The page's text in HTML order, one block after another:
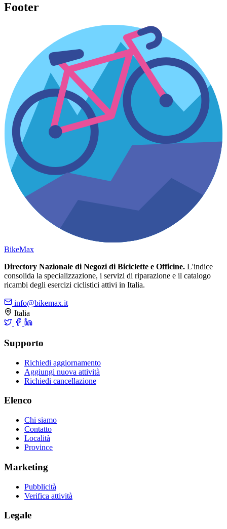
Footer
BikeMax
Directory Nazionale di Negozi di Biciclette e Officine. L'indice
consolida la specializzazione, i servizi di riparazione e il catalogo
ricambi degli esercizi ciclistici attivi in Italia.
info@bikemax.it
Italia
Supporto
Richiedi aggiornamento
Aggiungi nuova attività
Richiedi cancellazione
Elenco
Chi siamo
Contatto
Località
Province
Marketing
Pubblicità
Verifica attività
Legale